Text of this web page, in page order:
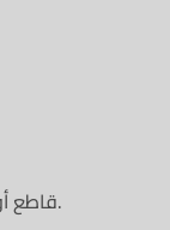
قاطع أوتوماتيكي قابل للسحب بقياس 150 مم بتصميم عملي وآمن.